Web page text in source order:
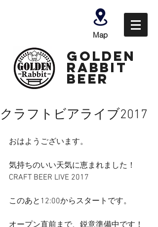
Map
GOLDEN
Rabbit
Beer
クラフトビアライブ2017
おはようございます。
気持ちのいい天気に恵まれました！
CRAFT BEER LIVE 2017
このあと12:00からスタートです。
オープン直前まで、鋭意準備中です！